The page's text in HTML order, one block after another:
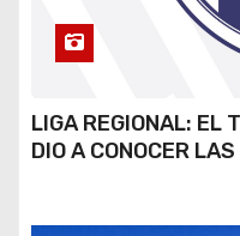
LIGA REGIONAL: EL
DIO A CONOCER